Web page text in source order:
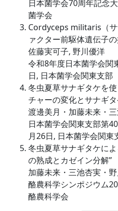
日本菌学会70周年記念
菌学会
Cordyceps militaris（
ァクター前駆体遺伝子
佐藤実可子, 野川優洋
令和8年度日本菌学会関
日, 日本菌学会関東支部
冬虫夏草サナギタケを
チャーの変化とサナギ
渡邊美月・加藤未来・
日本菌学会関東支部第
月26日, 日本菌学会関東
冬虫夏草サナギタケに
の熟成とカゼイン分解”
加藤未来・三池杏実・
酪農科学シンポジウム
酪農科学会